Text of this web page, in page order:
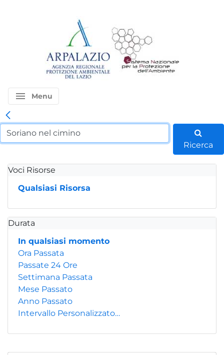
menu Menu
Ricerca
Voci Risorse
Qualsiasi Risorsa
Durata
In qualsiasi momento
Ora Passata
Passate 24 Ore
Settimana Passata
Mese Passato
Anno Passato
Intervallo Personalizzato…